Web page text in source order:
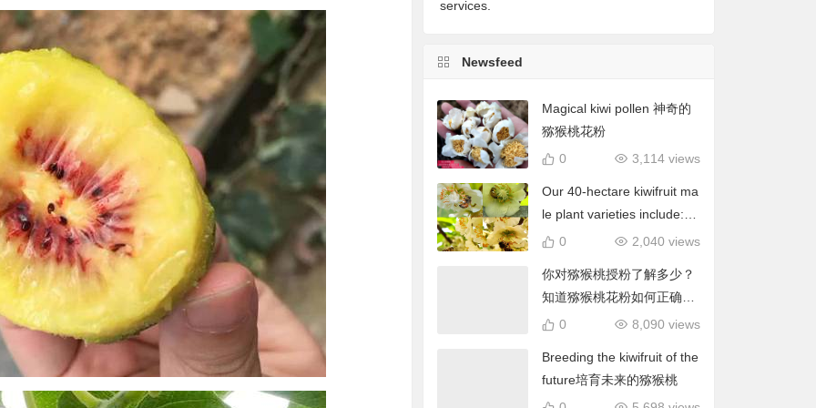
services.
Newsfeed
Magical kiwi pollen 神奇的
猕猴桃花粉
3,114 views
0
Our 40-hectare kiwifruit ma
le plant varieties include: C
hieftain, Matua, Tumari.我
括酋长、陶木里等
2,040 views
0
你对猕猴桃授粉了解多少？
知道猕猴桃花粉如何正确使
用吗？
8,090 views
0
Breeding the kiwifruit of the
future培育未来的猕猴桃